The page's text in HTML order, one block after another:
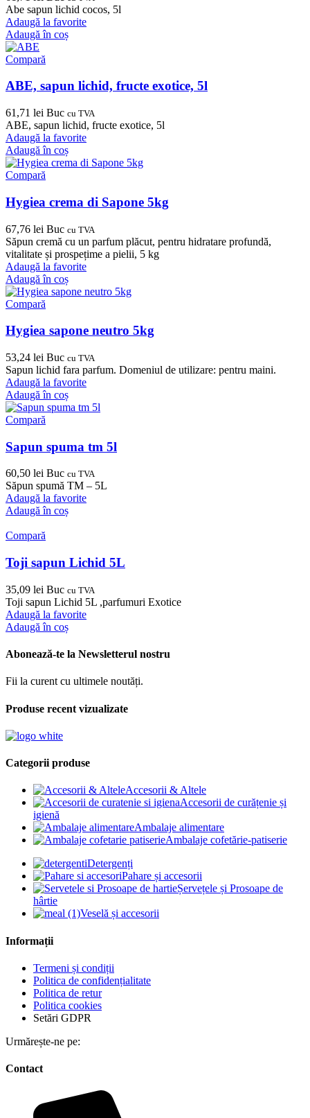
Abe sapun lichid cocos, 5l
Adaugă la favorite
Adaugă în coș
Compară
ABE, sapun lichid, fructe exotice, 5l
61,71 lei Buc cu TVA
ABE, sapun lichid, fructe exotice, 5l
Adaugă la favorite
Adaugă în coș
Compară
Hygiea crema di Sapone 5kg
67,76 lei Buc cu TVA
Săpun cremă cu un parfum plăcut, pentru hidratare profundă,
vitalitate și prospețime a pielii, 5 kg
Adaugă la favorite
Adaugă în coș
Compară
Hygiea sapone neutro 5kg
53,24 lei Buc cu TVA
Sapun lichid fara parfum. Domeniul de utilizare: pentru maini.
Adaugă la favorite
Adaugă în coș
Compară
Sapun spuma tm 5l
60,50 lei Buc cu TVA
Săpun spumă TM – 5L
Adaugă la favorite
Adaugă în coș
Compară
Toji sapun Lichid 5L
35,09 lei Buc cu TVA
Toji sapun Lichid 5L ,parfumuri Exotice
Adaugă la favorite
Adaugă în coș
Abonează-te la Newsletterul nostru
Fii la curent cu ultimele noutăți.
Produse recent vizualizate
Categorii produse
Accesorii & Altele
Accesorii de curățenie și
igienă
Ambalaje alimentare
Ambalaje cofetărie-patiserie
Detergenți
Pahare și accesorii
Șervețele și Prosoape de
hârtie
Veselă și accesorii
Informații
Termeni și condiții
Politica de confidențialitate
Politica de retur
Politica cookies
Setări GDPR
Urmărește-ne pe:
Contact